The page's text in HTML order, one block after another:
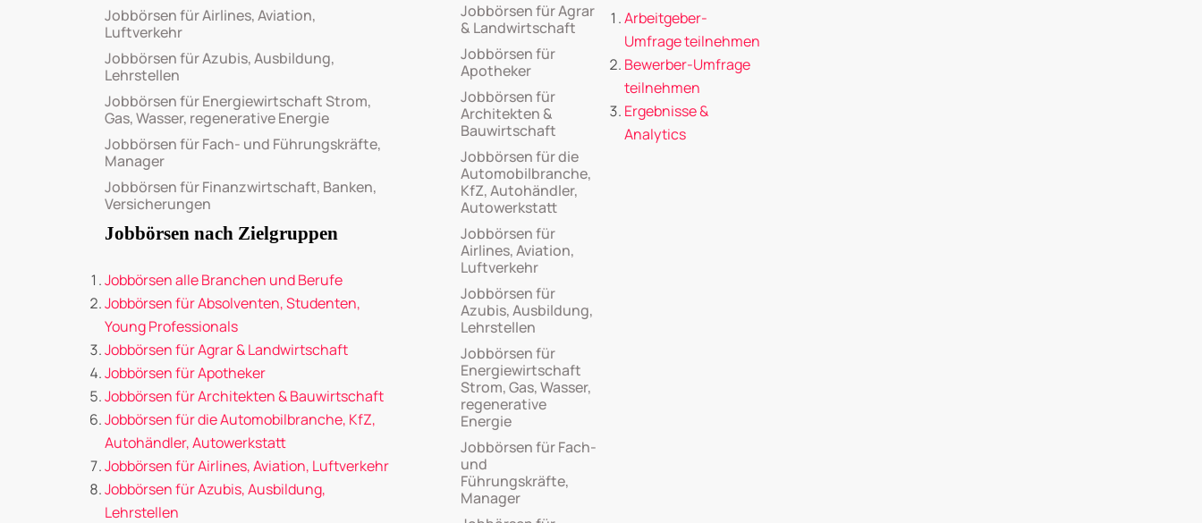
Jobbörsen für Airlines, Aviation,
Luftverkehr
Jobbörsen für Azubis, Ausbildung,
Lehrstellen
Jobbörsen für Energiewirtschaft Strom,
Gas, Wasser, regenerative Energie
Jobbörsen für Fach- und Führungskräfte,
Manager
Jobbörsen für Finanzwirtschaft, Banken,
Versicherungen
Jobbörsen nach Zielgruppen
Jobbörsen alle Branchen und Berufe
Jobbörsen für Absolventen, Studenten,
Young Professionals
Jobbörsen für Agrar & Landwirtschaft
Jobbörsen für Apotheker
Jobbörsen für Architekten & Bauwirtschaft
Jobbörsen für die Automobilbranche, KfZ,
Autohändler, Autowerkstatt
Jobbörsen für Airlines, Aviation, Luftverkehr
Jobbörsen für Azubis, Ausbildung,
Lehrstellen
Jobbörsen für Agrar
& Landwirtschaft
Jobbörsen für
Apotheker
Jobbörsen für
Architekten &
Bauwirtschaft
Jobbörsen für die
Automobilbranche,
KfZ, Autohändler,
Autowerkstatt
Jobbörsen für
Airlines, Aviation,
Luftverkehr
Jobbörsen für
Azubis, Ausbildung,
Lehrstellen
Jobbörsen für
Energiewirtschaft
Strom, Gas, Wasser,
regenerative
Energie
Jobbörsen für Fach-
und
Führungskräfte,
Manager
Arbeitgeber-
Umfrage teilnehmen
Bewerber-Umfrage
teilnehmen
Ergebnisse &
Analytics